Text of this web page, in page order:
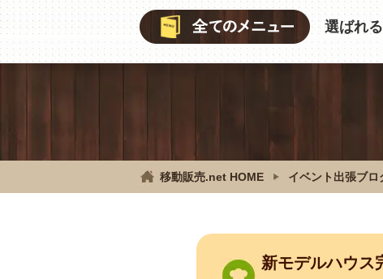
選ばれ
移動販売.net HOME イベント出張ブロ
新モデルハウス